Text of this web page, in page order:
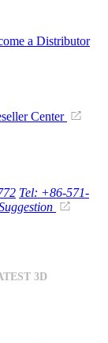
a Distributor
Center
Tel: +86-571-